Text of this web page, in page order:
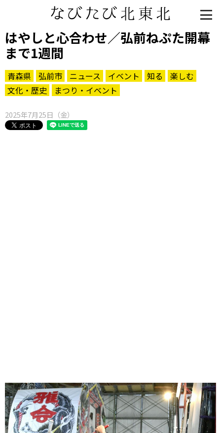
はやしと心合わせ／弘前ねぷた開幕
まで1週間
青森県 弘前市 ニュース イベント 知る
楽しむ
文化・歴史
まつり・イベント
2025年7月25日（金）